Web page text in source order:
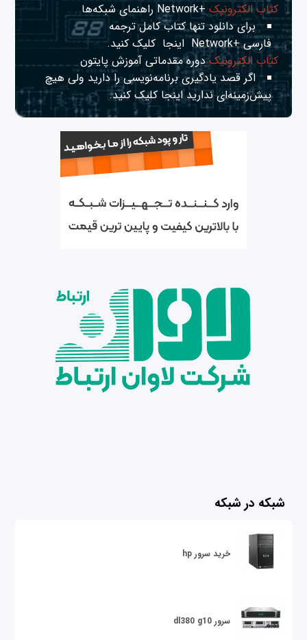
کتاب الکترونیک+Network راهنمای شبکه‌ها
برای دانلود تنها کتاب کامل ترجمه
فارسی +Network
اینجا کلیک کنید.
کتاب الکترونیکدوره مقدماتی آموزش پایتون
اگر قصد یادگیری برنامه‌نویسی را دارید ولی هیچ
پیش‌زمینه‌ای نداریداینجا کلیک کنید.
شبکه در شبکه
خرید سرور hp
سرور dl380 g10